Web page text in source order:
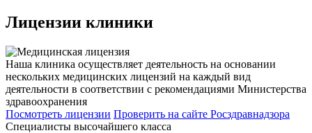
Лицензии клиники
Наша клиника осуществляет деятельность на основании
нескольких медицинских лицензий на каждый вид
деятельности в соответствии с рекомендациями Министерства
здравоохранения
Посмотреть лицензии Проверить на сайте Росздравнадзора
Специалисты высочайшего класса